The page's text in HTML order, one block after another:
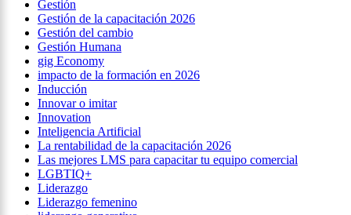
Gestión
Gestión de la capacitación 2026
Gestión del cambio
Gestión Humana
gig Economy
impacto de la formación en 2026
Inducción
Innovar o imitar
Innovation
Inteligencia Artificial
La rentabilidad de la capacitación 2026
Las mejores LMS para capacitar tu equipo comercial
LGBTIQ+
Liderazgo
Liderazgo femenino